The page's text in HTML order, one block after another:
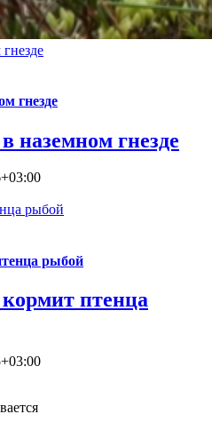
гнезде
наземном гнезде
рыбой
рыбой
птенца